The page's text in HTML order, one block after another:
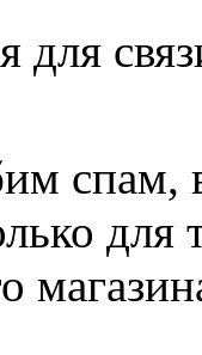
для
спам,
для